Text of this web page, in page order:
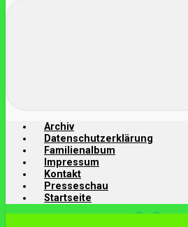
Archiv
Datenschutzerklärung
Familienalbum
Impressum
Kontakt
Presseschau
Startseite